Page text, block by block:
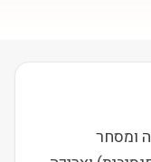
ומסחר